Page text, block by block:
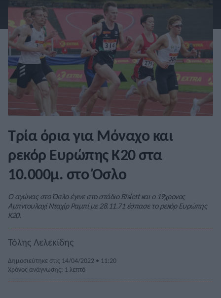
Τρία όρια για Μόναχο και
ρεκόρ Ευρώπης Κ20 στα
10.000μ. στο Όσλο
Ο αγώνας στο Όσλο έγινε στο στάδιο Bislett και ο 19χρονος
Αμπντουλαχί Νταχίρ Ραμπί με 28.11.71 έσπασε το ρεκόρ Ευρώπης
Κ20.
Τόλης Λελεκίδης
Δημοσιεύτηκε στις 14/04/2022 • 11:20
Χρόνος ανάγνωσης: 1 λεπτό